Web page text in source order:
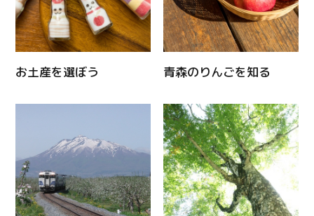
お土産を選ぼう 青森のりんごを知る